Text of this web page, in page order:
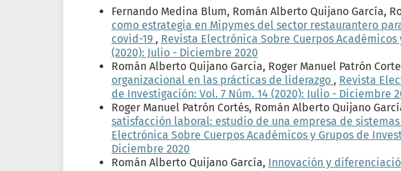
Fernando Medina Blum, Román Alberto Quijano García,
como estrategia en Mipymes del sector restaurantero
covid-19 , Revista Electrónica Sobre Cuerpos
(2020): Julio - Diciembre 2020
Román Alberto Quijano Garcia, Roger Manuel Patrón
organizacional en las prácticas de liderazgo , Revista
de Investigación: Vol. 7 Núm. 14 (2020): Julio - Diciembre
Roger Manuel Patrón Cortés, Román Alberto Quijano
satisfacción laboral: estudio de una empresa de
Electrónica Sobre Cuerpos Académicos y Grupos de
Diciembre 2020
Román Alberto Quijano García, Innovación y